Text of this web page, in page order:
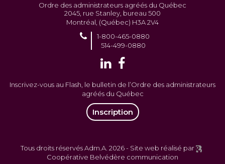
Ordre des administrateurs agréés du Québec
2045, rue Stanley, bureau 500
Montréal, (Québec) H3A 2V4
1-800-465-0880
514-499-0880
Inscrivez-vous au Flash, le bulletin de l’Ordre des administrateurs
agréés du Québec
Inscription
Tous droits réservés Adm.A. 2026 - Site web réalisé par
Coopérative Belvédère communication